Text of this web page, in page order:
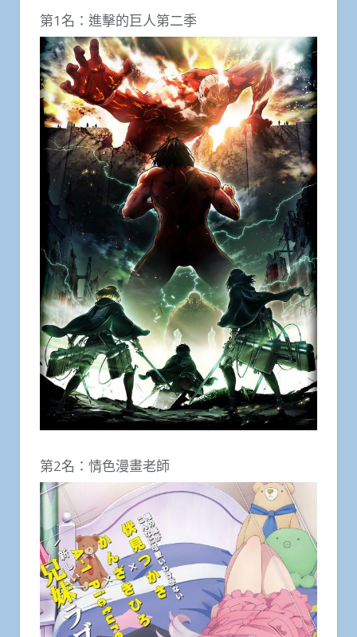
第1名：進擊的巨人第二季
第2名：情色漫畫老師